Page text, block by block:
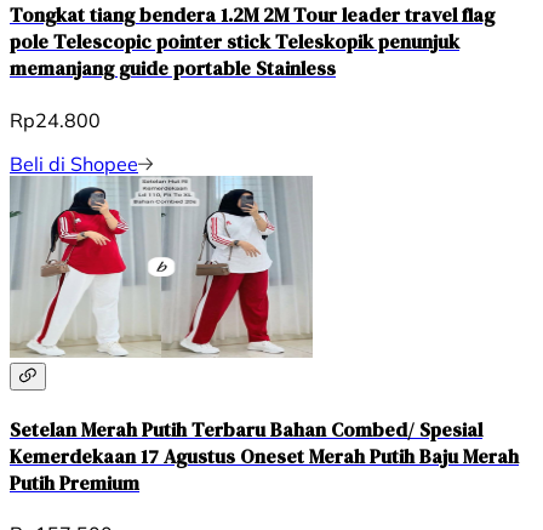
Tongkat tiang bendera 1.2M 2M Tour leader travel flag
pole Telescopic pointer stick Teleskopik penunjuk
memanjang guide portable Stainless
Rp24.800
Beli di Shopee
Setelan Merah Putih Terbaru Bahan Combed/ Spesial
Kemerdekaan 17 Agustus Oneset Merah Putih Baju Merah
Putih Premium